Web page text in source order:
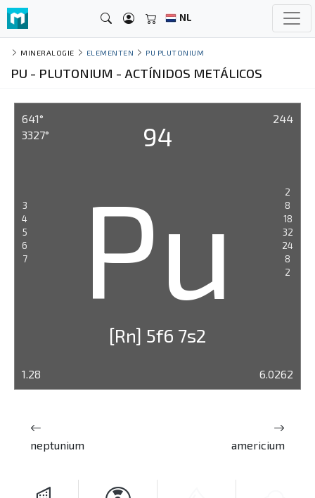
NL
MINERALOGIE ELEMENTEN PU PLUTONIUM
PU - PLUTONIUM - ACTÍNIDOS METÁLICOS
641°
3327°
244
3
4
5
6
7
94
Pu
[Rn] 5f6 7s2
2
8
18
32
24
8
2
1.28 6.0262
neptunium americium